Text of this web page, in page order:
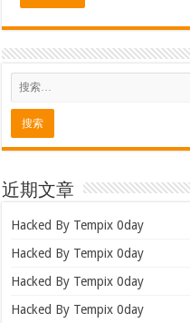
近期文章
Hacked By Tempix 0day
Hacked By Tempix 0day
Hacked By Tempix 0day
Hacked By Tempix 0day